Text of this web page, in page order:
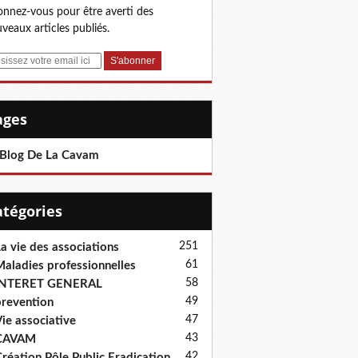
vous pour être averti des
articles publiés.
De La Cavam
vie des associations 251
professionnelles 61
GENERAL 58
49
associative 47
43